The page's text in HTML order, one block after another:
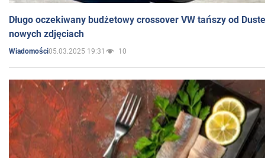
Długo oczekiwany budżetowy crossover VW tańszy od
nowych zdjęciach
Wiadomości05.03.2025 19:31 10